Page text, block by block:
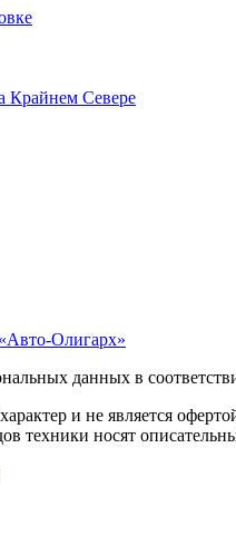
Крайнем Севере
Олигарх»
данных в
и не является
техники носят